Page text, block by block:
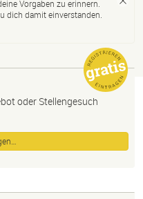
Vorgaben zu erinnern.
dich damit einverstanden.
oder Stellengesuch